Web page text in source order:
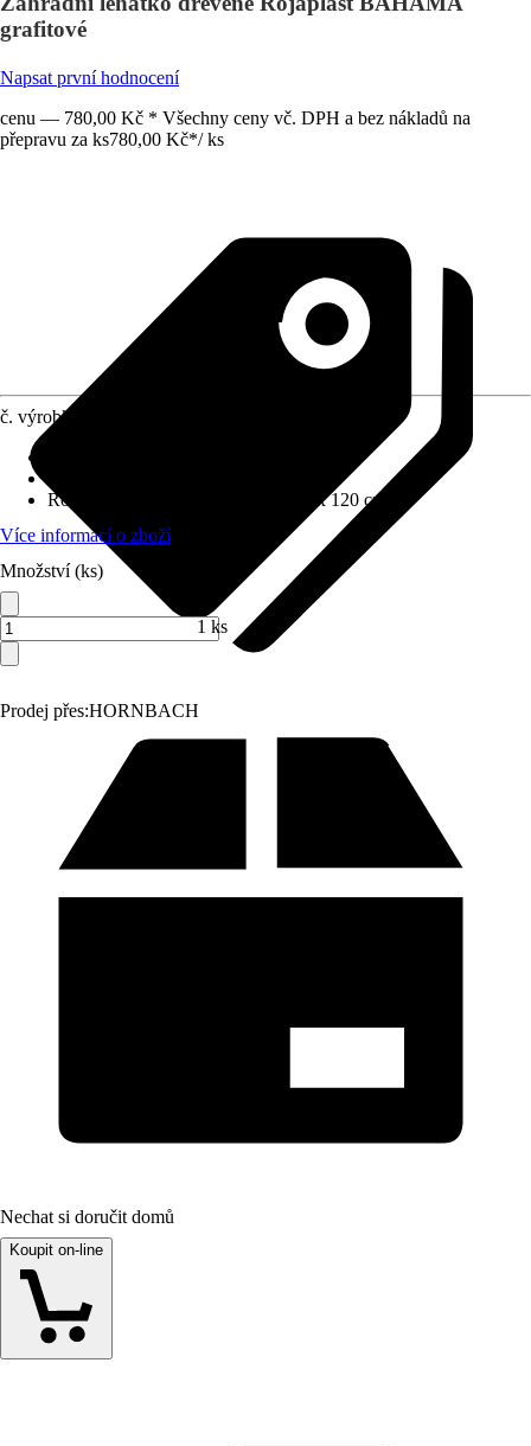
grafitové
Napsat první hodnocení
cenu — 780,00 Kč * Všechny ceny vč. DPH a bez nákladů na
přepravu za ks780,00 Kč*/ ks
Prodej přes:HORNBACH
č. výrobku
Rozměry (ŠxVxH)
58 cm x 80 cm x 120 cm
Více informací o zboží
Množství (ks)
1 ks
Nechat si doručit domů
Koupit on-line